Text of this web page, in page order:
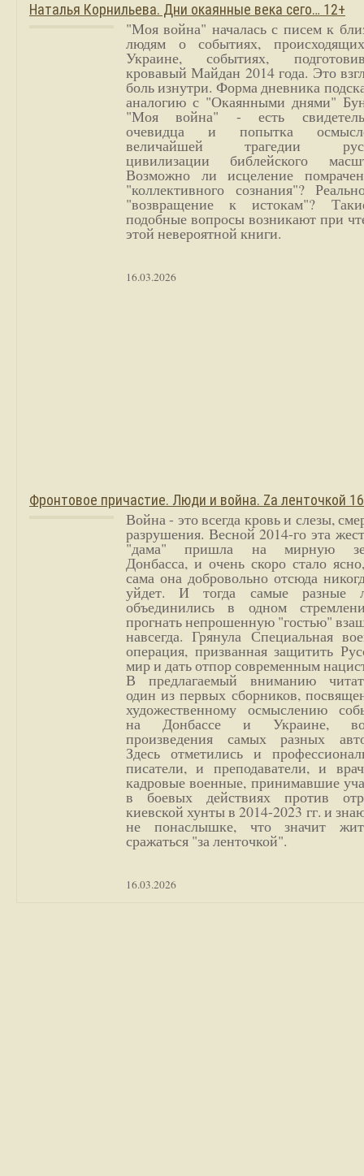
Наталья Корнильева. Дни окаянные века сего… 12+
"Моя война" началась с писем к
людям о событиях,
Украине, событиях,
кровавый Майдан 2014 года. Это
боль изнутри. Форма дневника
аналогию с "Окаянными днями"
"Моя война" - есть
очевидца и попытка
величайшей трагедии
цивилизации библейского
Возможно ли исцеление
"коллективного сознания"?
"возвращение к истокам"?
подобные вопросы возникают при
этой невероятной книги.
16.03.2026
Фронтовое причастие. Люди и война. Zа ленточкой
Война - это всегда кровь и слезы,
разрушения. Весной 2014-го эта
"дама" пришла на мирную
Донбасса, и очень скоро стало
сама она добровольно отсюда
уйдет. И тогда самые разные
объединились в одном
прогнать непрошенную "гостью"
навсегда. Грянула Специальная
операция, призванная защитить
мир и дать отпор современным
В предлагаемый вниманию
один из первых сборников,
художественному осмыслению
на Донбассе и Украине,
произведения самых разных
Здесь отметились и
писатели, и преподаватели, и
кадровые военные, принимавшие
в боевых действиях против
киевской хунты в 2014-2023 гг. и
не понаслышке, что значит
сражаться "за ленточкой".
16.03.2026